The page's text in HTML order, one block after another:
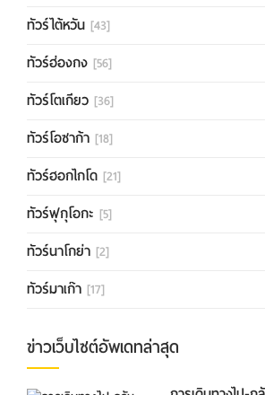
ทัวร์ไต้หวัน [43]
ทัวร์ฮ่องกง [56]
ทัวร์โตเกียว [36]
ทัวร์โอซาก้า [18]
ทัวร์ฮอกไกโด [21]
ทัวร์ฟุกุโอกะ [5]
ทัวร์นาโกย่า [2]
ทัวร์มาเก๊า [17]
ข่าวเว็บไซต์อัพเดทล่าสุด